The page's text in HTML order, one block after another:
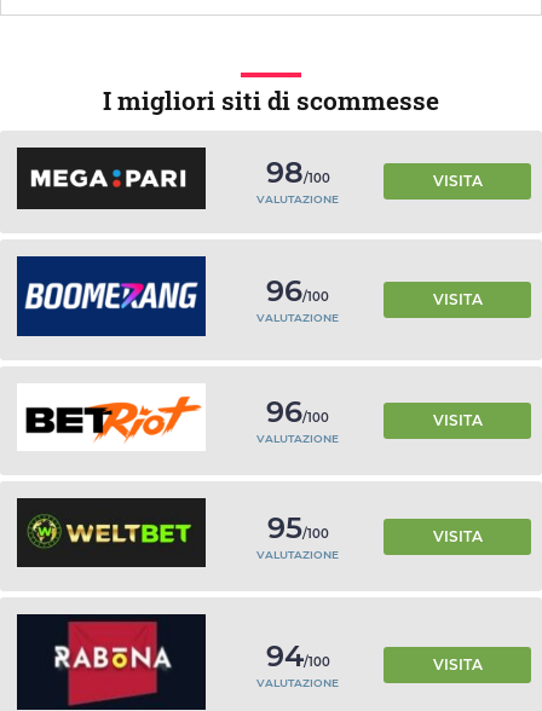
I migliori siti di scommesse
98/100
VALUTAZIONE
VISITA
96/100
VALUTAZIONE
VISITA
96/100
VALUTAZIONE
VISITA
95/100
VALUTAZIONE
VISITA
94/100
VALUTAZIONE
VISITA